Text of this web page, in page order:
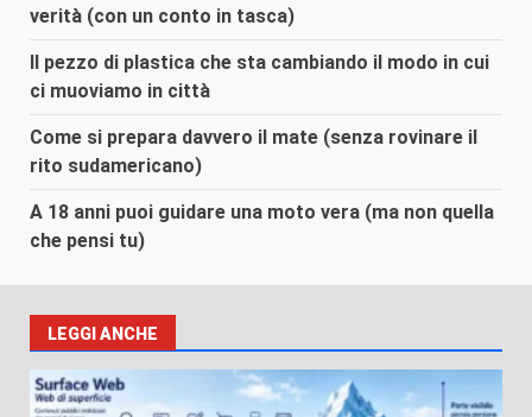
verità (con un conto in tasca)
Il pezzo di plastica che sta cambiando il modo in cui
ci muoviamo in città
Come si prepara davvero il mate (senza rovinare il
rito sudamericano)
A 18 anni puoi guidare una moto vera (ma non quella
che pensi tu)
LEGGI ANCHE